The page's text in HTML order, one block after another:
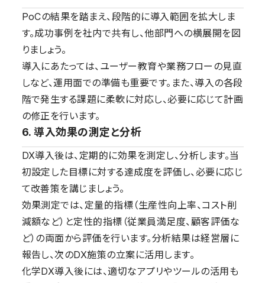
PoCの結果を踏まえ、段階的に導入範囲を拡大しま
す。成功事例を社内で共有し、他部門への横展開を図
りましょう。
導入にあたっては、ユーザー教育や業務フローの見直
しなど、運用面での準備も重要です。また、導入の各段
階で発生する課題に柔軟に対応し、必要に応じて計画
の修正を行います。
6. 導入効果の測定と分析
DX導入後は、定期的に効果を測定し、分析します。当
初設定した目標に対する達成度を評価し、必要に応じ
て改善策を講じましょう。
効果測定では、定量的指標（生産性向上率、コスト削
減額など）と定性的指標（従業員満足度、顧客評価な
ど）の両面から評価を行います。分析結果は経営層に
報告し、次のDX施策の立案に活用します。
化学DX導入後には、適切なアプリやツールの活用も